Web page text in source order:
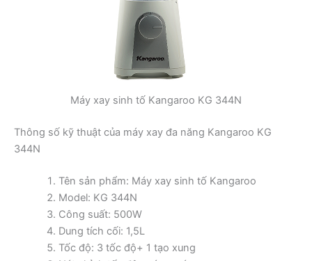
Máy xay sinh tố Kangaroo KG 344N
Thông số kỹ thuật của máy xay đa năng Kangaroo KG
344N
Tên sản phẩm: Máy xay sinh tố Kangaroo
Model: KG 344N
Công suất: 500W
Dung tích cối: 1,5L
Tốc độ: 3 tốc độ+ 1 tạo xung